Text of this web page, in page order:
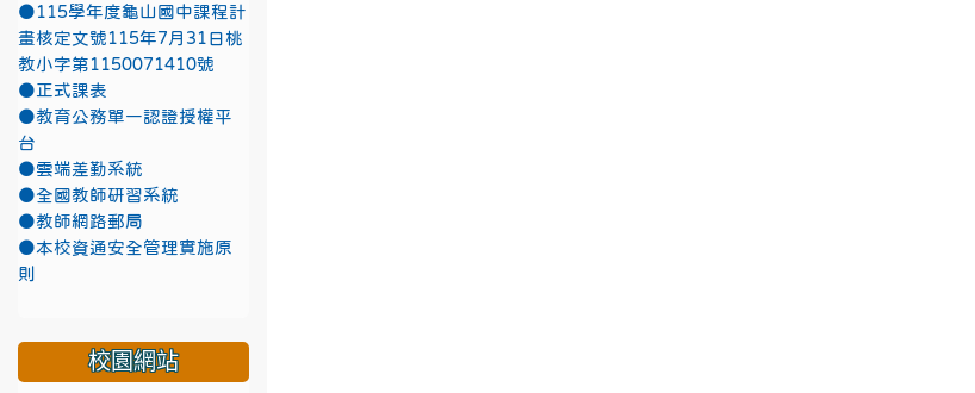
●115學年度龜山國中課程計
畫核定文號115年7月31日桃
教小字第1150071410號
●正式課表
●教育公務單一認證授權平
台
●雲端差勤系統
●全國教師研習系統
●教師網路郵局
●本校資通安全管理實施原
則
校園網站